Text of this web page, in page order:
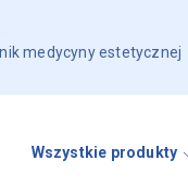
medycyny estetycznej
Wszystkie produkty